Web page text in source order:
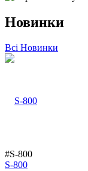
Новинки
Всі Новинки
#S-800
S-800